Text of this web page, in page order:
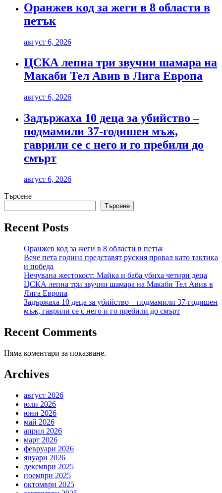
Оранжев код за жеги в 8 области в
петък
август 6, 2026
ЦСКА лепна три звучни шамара на
Макаби Тел Авив в Лига Европа
август 6, 2026
Задържаха 10 деца за убийство –
подмамили 37-годишен мъж,
гаврили се с него и го пребили до
смърт
август 6, 2026
Търсене
Търсене
Recent Posts
Оранжев код за жеги в 8 области в петък
Вече пета година представят руския провал като тактика
и победа
Нечувана жестокост: Майка и баба убиха четири деца
ЦСКА лепна три звучни шамара на Макаби Тел Авив в
Лига Европа
Задържаха 10 деца за убийство – подмамили 37-годишен
мъж, гаврили се с него и го пребили до смърт
Recent Comments
Няма коментари за показване.
Archives
август 2026
юли 2026
юни 2026
май 2026
април 2026
март 2026
февруари 2026
януари 2026
декември 2025
ноември 2025
октомври 2025